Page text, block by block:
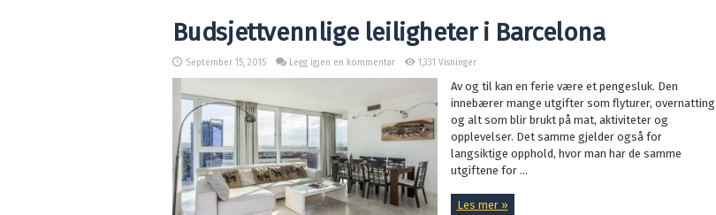
Budsjettvennlige leiligheter i Barcelona
September 15, 2015 Legg igjen en kommentar 1,331 Visninger
Av og til kan en ferie være et pengesluk. Den
innebærer mange utgifter som flyturer, overnatting
og alt som blir brukt på mat, aktiviteter og
opplevelser. Det samme gjelder også for
langsiktige opphold, hvor man har de samme
utgiftene for ...
Les mer »